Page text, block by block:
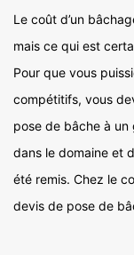
Le coût d’un
mais ce qui est
Pour que vous
compétitifs, vous
pose de bâche à
dans le domaine et
été remis. Chez le
devis de pose de